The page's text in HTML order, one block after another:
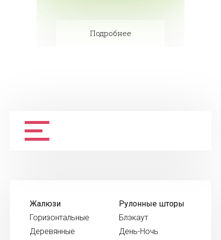
Подробнее
Жалюзи
Горизонтальные
Деревянные
Рулонные шторы
Блэкаут
День-Ночь